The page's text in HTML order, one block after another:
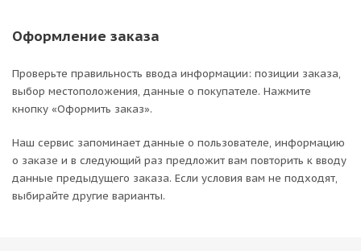
Оформление заказа
Проверьте правильность ввода информации: позиции заказа,
выбор местоположения, данные о покупателе. Нажмите
кнопку «Оформить заказ».
Наш сервис запоминает данные о пользователе, информацию
о заказе и в следующий раз предложит вам повторить к вводу
данные предыдущего заказа. Если условия вам не подходят,
выбирайте другие варианты.